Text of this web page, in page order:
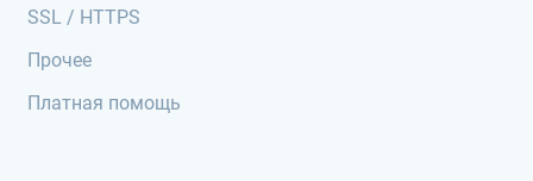
SSL / HTTPS
Прочее
Платная помощь